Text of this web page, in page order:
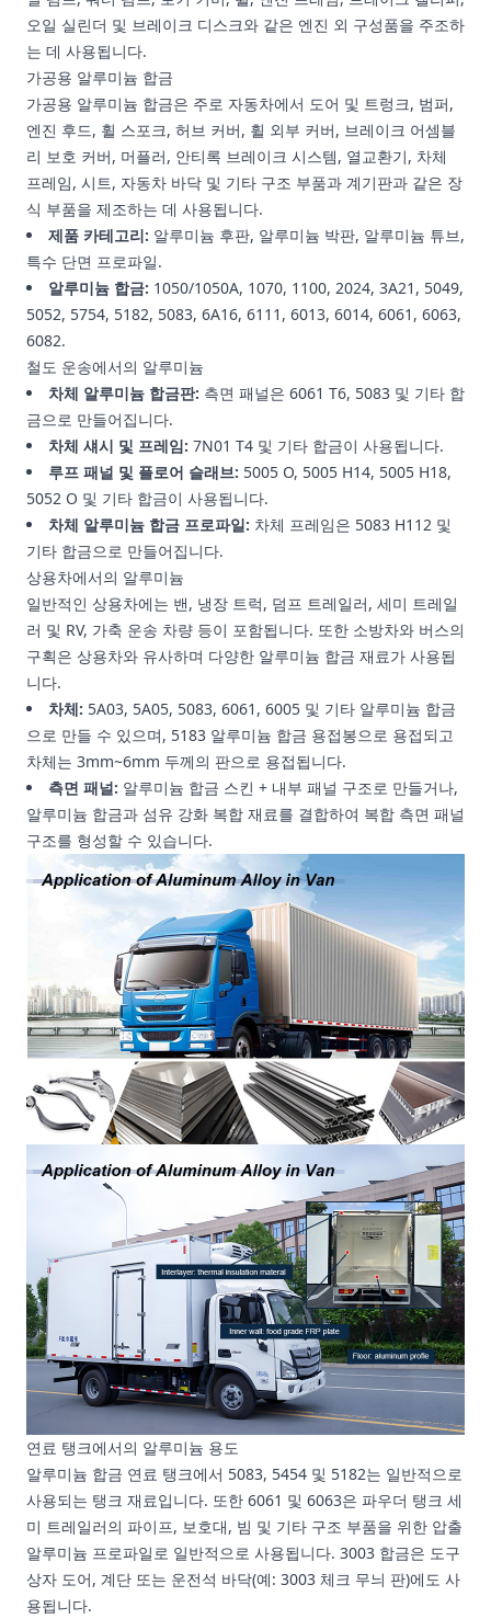
오일 실린더 및 브레이크 디스크와 같은 엔진 외 구성품을 주조하
는 데 사용됩니다.
가공용 알루미늄 합금
가공용 알루미늄 합금은 주로 자동차에서 도어 및 트렁크, 범퍼,
엔진 후드, 휠 스포크, 허브 커버, 휠 외부 커버, 브레이크 어셈블
리 보호 커버, 머플러, 안티록 브레이크 시스템, 열교환기, 차체
프레임, 시트, 자동차 바닥 및 기타 구조 부품과 계기판과 같은 장
식 부품을 제조하는 데 사용됩니다.
제품 카테고리: 알루미늄 후판, 알루미늄 박판, 알루미늄 튜브,
특수 단면 프로파일.
알루미늄 합금: 1050/1050A, 1070, 1100, 2024, 3A21, 5049,
5052, 5754, 5182, 5083, 6A16, 6111, 6013, 6014, 6061, 6063,
6082.
철도 운송에서의 알루미늄
차체 알루미늄 합금판: 측면 패널은 6061 T6, 5083 및 기타 합
금으로 만들어집니다.
차체 섀시 및 프레임: 7N01 T4 및 기타 합금이 사용됩니다.
루프 패널 및 플로어 슬래브: 5005 O, 5005 H14, 5005 H18,
5052 O 및 기타 합금이 사용됩니다.
차체 알루미늄 합금 프로파일: 차체 프레임은 5083 H112 및
기타 합금으로 만들어집니다.
상용차에서의 알루미늄
일반적인 상용차에는 밴, 냉장 트럭, 덤프 트레일러, 세미 트레일
러 및 RV, 가축 운송 차량 등이 포함됩니다. 또한 소방차와 버스의
구획은 상용차와 유사하며 다양한 알루미늄 합금 재료가 사용됩
니다.
차체: 5A03, 5A05, 5083, 6061, 6005 및 기타 알루미늄 합금
으로 만들 수 있으며, 5183 알루미늄 합금 용접봉으로 용접되고
차체는 3mm~6mm 두께의 판으로 용접됩니다.
측면 패널: 알루미늄 합금 스킨 + 내부 패널 구조로 만들거나,
알루미늄 합금과 섬유 강화 복합 재료를 결합하여 복합 측면 패널
구조를 형성할 수 있습니다.
연료 탱크에서의 알루미늄 용도
알루미늄 합금 연료 탱크에서 5083, 5454 및 5182는 일반적으로
사용되는 탱크 재료입니다. 또한 6061 및 6063은 파우더 탱크 세
미 트레일러의 파이프, 보호대, 빔 및 기타 구조 부품을 위한 압출
알루미늄 프로파일로 일반적으로 사용됩니다. 3003 합금은 도구
상자 도어, 계단 또는 운전석 바닥(예: 3003 체크 무늬 판)에도 사
용됩니다.